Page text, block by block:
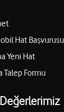
Hat Başvurusu
Yeni Hat
Talep Formu